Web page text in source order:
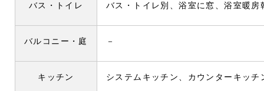
バス・トイレ バス・トイレ別、浴室に窓、浴室暖
バルコニー・庭 －
キッチン システムキッチン、カウンターキッチ